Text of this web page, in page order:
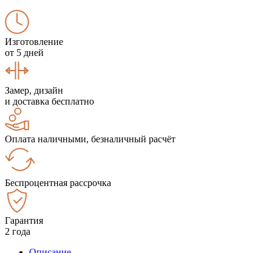
Изготовление
от 5 дней
Замер, дизайн
и доставка бесплатно
Оплата наличными, безналичный расчёт
Беспроцентная рассрочка
Гарантия
2 года